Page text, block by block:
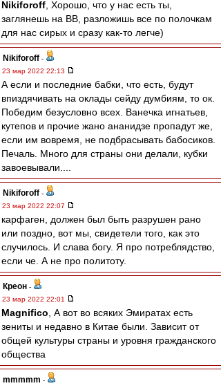
Nikiforoff , Хорошо, что у нас есть ты,
заглянешь на ВВ, разложишь все по полочкам
для нас сирых и сразу как-то легче)
Nikiforoff -
23 мар 2022 22:13
А если и последние бабки, что есть, будут
впиздячивать на оклады сейду думбиям, то ок.
Победим безусловно всех. Ванечка игнатьев,
кутепов и прочие жано ананидзе пропадут же,
если им вовремя, не подбрасывать бабосиков.
Печаль. Много для страны они делали, кубки
завоевывали....
Nikiforoff -
23 мар 2022 22:07
карфаген, должен был быть разрушен рано
или поздно, вот мы, свидетели того, как это
случилось. И слава богу. Я про потреблядство,
если че. А не про политоту.
Креон -
23 мар 2022 22:01
Magnifico , А вот во всяких Эмиратах есть
зениты и недавно в Китае были. Зависит от
общей культуры страны и уровня гражданского
общества
mmmmm -